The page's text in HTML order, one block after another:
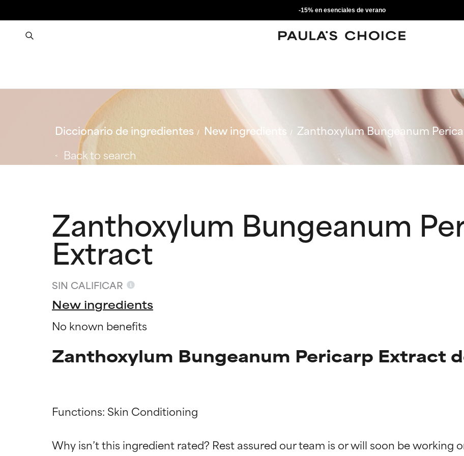
-15% en esenciales de verano
Diccionario de ingredientes New ingredients
Zanthoxylum Bungeanum
Back to search
Zanthoxylum Bungeanum
Extract
SIN CALIFICAR
New ingredients
No known benefits
Zanthoxylum Bungeanum Pericarp Extract
Functions: Skin Conditioning
Why isn’t this ingredient rated? Rest assured our team is or will soon be working
Calificaciones de ingredientes
EXCELENTE
Calificaciones de ingredientes
EXCELENTE